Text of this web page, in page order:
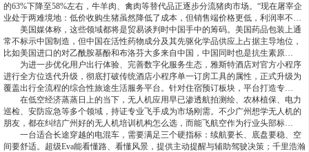
的63%下降至58%左右，牛羊肉、禽肉等替代品正逐步分流猪肉市场。“现在屠宰企
业处于两难境地：低价收购生猪虽然降低了成本，但销售端价格更低，利润率不…
美国媒体称，这些领域都将是贸易谈判时中国手中的筹码。美国药品包装上通
常不标示中国制造，但中国在活性药物成分及其先驱化学品供应上占据主导地位，
比如美国进口的对乙酰胺基酚和布洛芬大多来自中国，中国同时也是抗生素原…
为进一步优化用户出行体验、完善数字化服务生态，雅斯特酒店对官方小程序
进行全方位迭代升级，彻底打破传统酒店小程序单一订房工具的属性，正式升级为
覆盖出行全流程的综合性旅途生活服务平台。针对住宿预订板块，平台打造专…
在低空经济蒸蒸日上的当下，无人机应用早已渗透航拍测绘、农林植保、电力
巡检、安防应急等多个领域，持证专业飞手成为市场刚需。不少广州想学无人机的
朋友，都在纠结广州好的无人机培训机构怎么选，而能飞航空作为行业头部标…
一台适合长途穿越的电混车，需要满足三个硬指标：续航要长、底盘要稳、空
间要舒适。超级Eva能看懂路、看懂风景，提供主动提醒与辅助驾驶决策；千里浩瀚